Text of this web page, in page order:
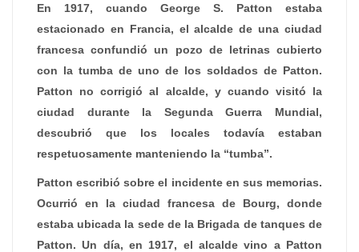
En 1917, cuando George S. Patton estaba
estacionado en Francia, el alcalde de una ciudad
francesa confundió un pozo de letrinas cubierto
con la tumba de uno de los soldados de Patton.
Patton no corrigió al alcalde, y cuando visitó la
ciudad durante la Segunda Guerra Mundial,
descubrió que los locales todavía estaban
respetuosamente manteniendo la “tumba”.
Patton escribió sobre el incidente en sus memorias.
Ocurrió en la ciudad francesa de Bourg, donde
estaba ubicada la sede de la Brigada de tanques de
Patton. Un día, en 1917, el alcalde vino a Patton